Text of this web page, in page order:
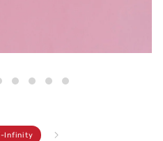
de
-Infinity